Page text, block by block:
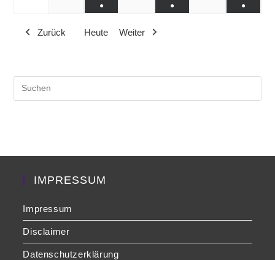
Veranstaltung)
Veranstaltung)
●
Veranstaltung)
● ●
Zurück Heute Weiter
IMPRESSUM
Impressum
Disclaimer
Datenschutzerklärung